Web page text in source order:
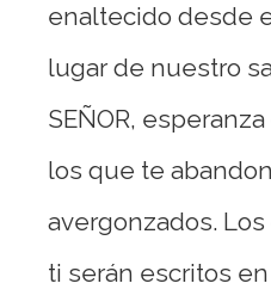
enaltecido desde
lugar de nuestro
SEÑOR,
los que te
avergonzados.
ti serán escritos